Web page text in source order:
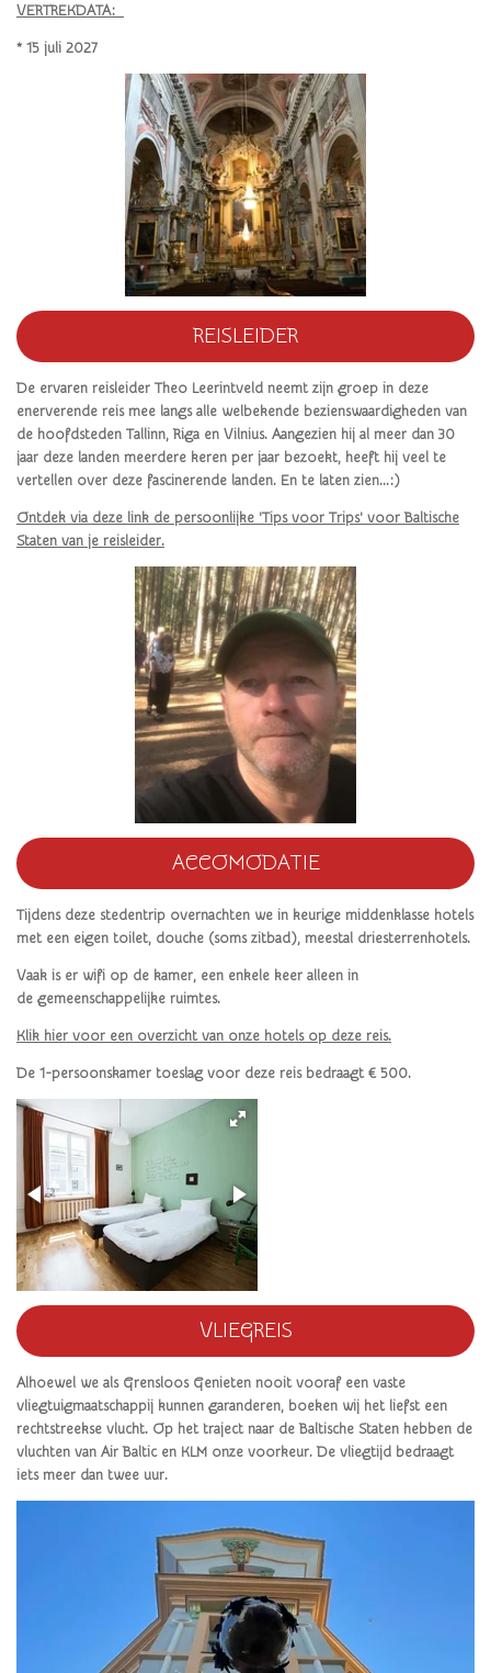
VERTREKDATA:
* 15 juli 2027
REISLEIDER
De ervaren reisleider Theo Leerintveld neemt zijn groep in deze
enerverende reis mee langs alle welbekende bezienswaardigheden van
de hoofdsteden Tallinn, Riga en Vilnius. Aangezien hij al meer dan 30
jaar deze landen meerdere keren per jaar bezoekt, heeft hij veel te
vertellen over deze fascinerende landen. En te laten zien...:)
Ontdek via deze link de persoonlijke 'Tips voor Trips' voor Baltische
Staten van je reisleider.
ACCOMODATIE
Tijdens deze stedentrip overnachten we in keurige middenklasse hotels
met een eigen toilet, douche (soms zitbad), meestal driesterrenhotels.
Vaak is er wifi op de kamer, een enkele keer alleen in
de gemeenschappelijke ruimtes.
Klik hier voor een overzicht van onze hotels op deze reis.
De 1-persoonskamer toeslag voor deze reis bedraagt € 500.
VLIEGREIS
Alhoewel we als Grensloos Genieten nooit vooraf een vaste
vliegtuigmaatschappij kunnen garanderen, boeken wij het liefst een
rechtstreekse vlucht. Op het traject naar de Baltische Staten hebben de
vluchten van Air Baltic en KLM onze voorkeur. De vliegtijd bedraagt
iets meer dan twee uur.